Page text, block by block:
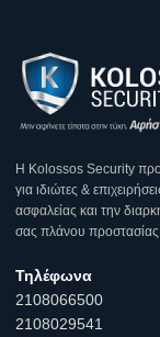
Η Κοlossos Security
για ιδιώτες &
ασφαλείας και την
σας πλάνου
Τηλέφωνα
2108066500
2108029541